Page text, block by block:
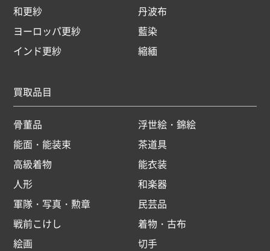
和更紗
丹波布
ヨーロッパ更紗
藍染
インド更紗
縮緬
買取品目
骨董品
浮世絵・錦絵
能面・能装束
茶道具
高級着物
能衣装
人形
和楽器
軍隊・写真・勲章
民芸品
戦前こけし
着物・古布
絵画
切手